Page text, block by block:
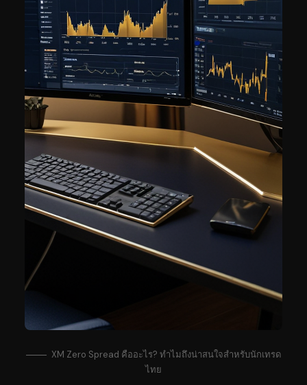
XM Zero Spread คืออะไร? ทำไมถึงน่าสนใจสำหรับนักเทรด
ไทย